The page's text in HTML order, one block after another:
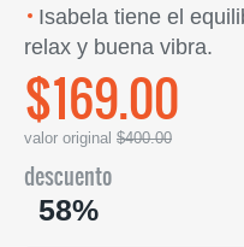
Isabela tiene el
relax y buena vibra.
$169.00
valor original $400.00
descuento
58%